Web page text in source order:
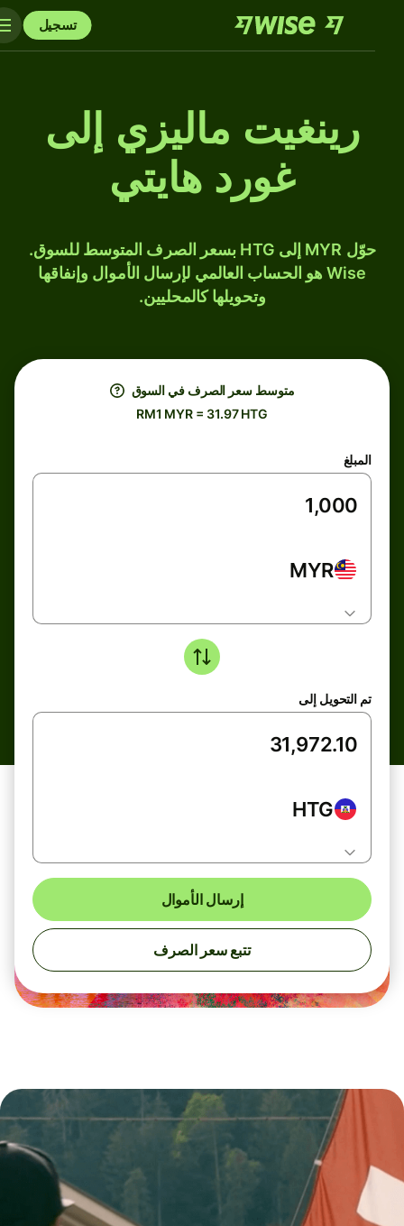
تسجيل
رينغيت ماليزي إلى
غورد هايتي
حوّل MYR إلى HTG بسعر الصرف المتوسط للسوق.
Wise هو الحساب العالمي لإرسال الأموال وإنفاقها
وتحويلها كالمحليين.
متوسط ​​سعر الصرف في السوق
RM1 MYR = 31.97 HTG
المبلغ
MYR
تم التحويل إلى
HTG
إرسال الأموال
تتبع سعر الصرف